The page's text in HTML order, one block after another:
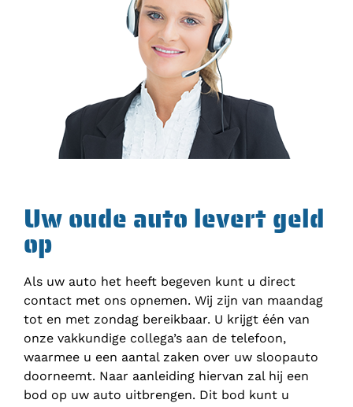
Uw oude auto levert geld
op
Als uw auto het heeft begeven kunt u direct
contact met ons opnemen. Wij zijn van maandag
tot en met zondag bereikbaar. U krijgt één van
onze vakkundige collega’s aan de telefoon,
waarmee u een aantal zaken over uw sloopauto
doorneemt. Naar aanleiding hiervan zal hij een
bod op uw auto uitbrengen. Dit bod kunt u